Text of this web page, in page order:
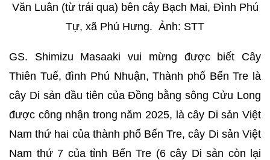
Văn Luân (từ trái qua) bên cây Bạch Mai, Đình Phú
Tự, xã Phú Hưng. Ảnh: STT
GS. Shimizu Masaaki vui mừng được biết Cây
Thiên Tuế, đình Phú Nhuận, Thành phố Bến Tre là
cây Di sản đầu tiên của Đồng bằng sông Cửu Long
được công nhận trong năm 2025, là cây Di sản Việt
Nam thứ hai của thành phố Bến Tre, cây Di sản Việt
Nam thứ 7 của tỉnh Bến Tre (6 cây Di sản còn lại